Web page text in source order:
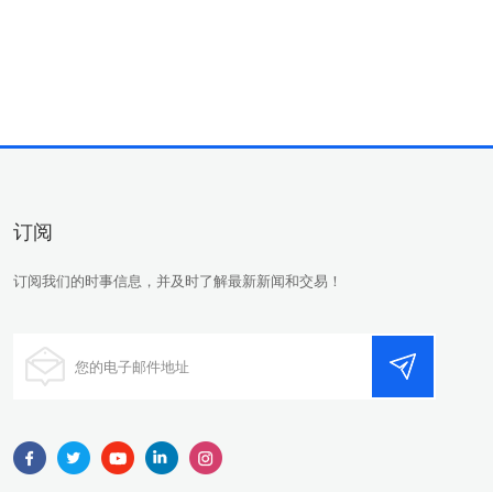
订阅
订阅我们的时事信息，并及时了解最新新闻和交易！